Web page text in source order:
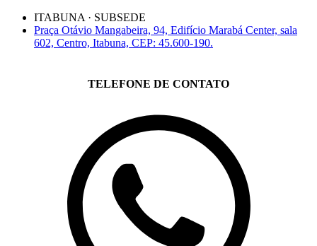
ITABUNA · SUBSEDE
Praça Otávio Mangabeira, 94, Edifício Marabá Center, sala
602, Centro, Itabuna, CEP: 45.600-190.
TELEFONE DE CONTATO